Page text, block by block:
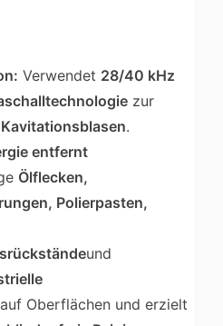
Verwendet 28/40 kHz
zur
Kavitationsblasen.
entfernt
Ölflecken,
Polierpasten,
und
auf Oberflächen und erzielt